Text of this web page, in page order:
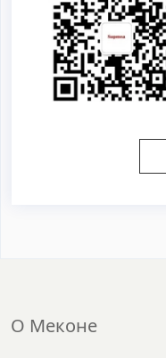
О Меконе